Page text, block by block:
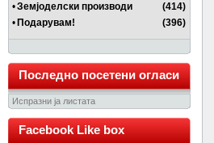
•Земјоделски производи
(414)
• Подарувам! (396)
Последно посетени огласи
Испразни ја листата
Facebook Like box